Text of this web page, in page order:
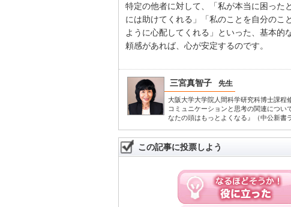
特定の他者に対して、「私が本当に困った
には助けてくれる」「私のことを自分のこ
ように心配してくれる」といった、基本的
頼感があれば、心が安定するのです。
三宮真智子 先生
大阪大学大学院人間科学研究科博士課程
コミュニケーションと思考の関連につ
なたの頭はもっとよくなる』（中公新書
この記事に投票しよう